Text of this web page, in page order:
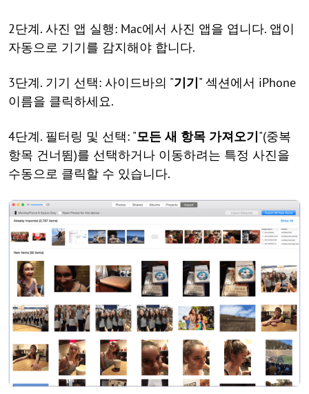
2단계. 사진 앱 실행: Mac에서 사진 앱을 엽니다. 앱이
자동으로 기기를 감지해야 합니다.
3단계. 기기 선택: 사이드바의 "기기" 섹션에서 iPhone
이름을 클릭하세요.
4단계. 필터링 및 선택: "모든 새 항목 가져오기"(중복
항목 건너뜀)를 선택하거나 이동하려는 특정 사진을
수동으로 클릭할 수 있습니다.